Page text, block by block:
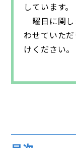
しています。
曜日に関し
わせていた
けください。